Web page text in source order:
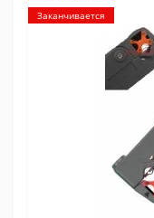
Заканчивается